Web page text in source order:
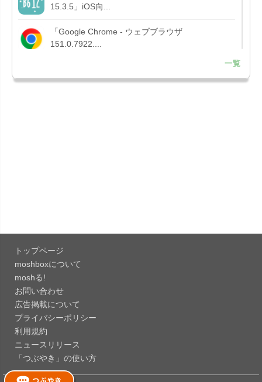
15.3.5」iOS向...
「Google Chrome - ウェブブラウザ
151.0.7922....
「Microsoft OneDrive 18.7.3」iOS向け最新版を...
「Microsoft OneDrive 18.6.7」iOS向け最新版を...
「Pokémon GO 0.423.0」iOS向け最新版をリリー
ス。
ス。AIプロ...
一覧
トップページ
moshboxについて
moshる!
お問い合わせ
広告掲載について
プライバシーポリシー
利用規約
ニュースリリース
「つぶやき」の使い方